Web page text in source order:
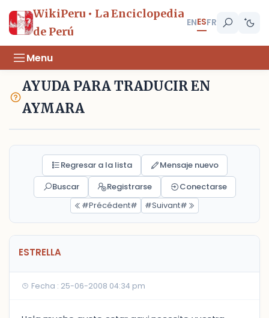
WikiPeru • La Enciclopedia
de Perú
ENESFR
Menu
AYUDA PARA TRADUCIR EN
AYMARA
Regresar a la lista
Mensaje nuevo
Buscar
Registrarse
Conectarse
#Précédent#
#Suivant#
ESTRELLA
Fecha : 25-06-2008 04:34 pm